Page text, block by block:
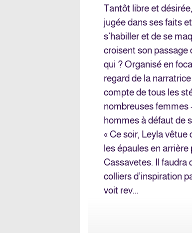
Tantôt libre et
jugée dans ses faits
s’habiller et de se
croisent son passage
qui ? Organisé en
regard de la
compte de tous les
nombreuses femmes
hommes à défaut de
« Ce soir, Leyla
les épaules en
Cassavetes. Il faudra
colliers d’inspiration
voit rev...